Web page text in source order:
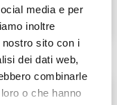
media e per
inoltre
sito con i
dei dati web,
combinarle
o che hanno